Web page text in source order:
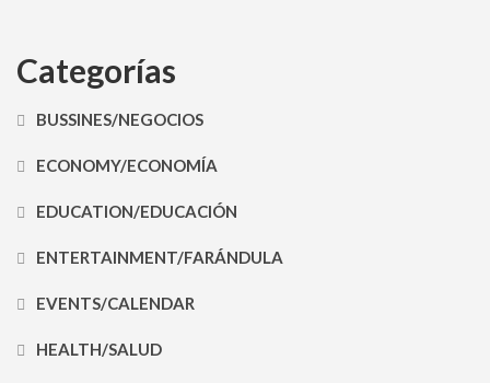
Categorías
BUSSINES/NEGOCIOS
ECONOMY/ECONOMÍA
EDUCATION/EDUCACIÓN
ENTERTAINMENT/FARÁNDULA
EVENTS/CALENDAR
HEALTH/SALUD